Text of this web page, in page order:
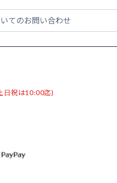
てのお問い合わせ
日祝は10:00迄)